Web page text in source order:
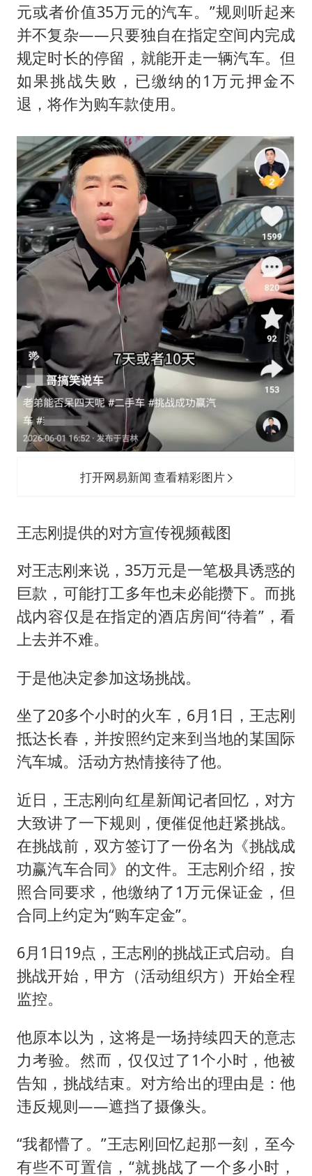
元或者价值35万元的汽车。”规则听起来
并不复杂——只要独自在指定空间内完成
规定时长的停留，就能开走一辆汽车。但
如果挑战失败，已缴纳的1万元押金不
退，将作为购车款使用。
打开网易新闻 查看精彩图片
王志刚提供的对方宣传视频截图
对王志刚来说，35万元是一笔极具诱惑的
巨款，可能打工多年也未必能攒下。而挑
战内容仅是在指定的酒店房间“待着”，看
上去并不难。
于是他决定参加这场挑战。
坐了20多个小时的火车，6月1日，王志刚
抵达长春，并按照约定来到当地的某国际
汽车城。活动方热情接待了他。
近日，王志刚向红星新闻记者回忆，对方
大致讲了一下规则，便催促他赶紧挑战。
在挑战前，双方签订了一份名为《挑战成
功赢汽车合同》的文件。王志刚介绍，按
照合同要求，他缴纳了1万元保证金，但
合同上约定为“购车定金”。
6月1日19点，王志刚的挑战正式启动。自
挑战开始，甲方（活动组织方）开始全程
监控。
他原本以为，这将是一场持续四天的意志
力考验。然而，仅仅过了1个小时，他被
告知，挑战结束。对方给出的理由是：他
违反规则——遮挡了摄像头。
“我都懵了。”王志刚回忆起那一刻，至今
有些不可置信，“就挑战了一个多小时，